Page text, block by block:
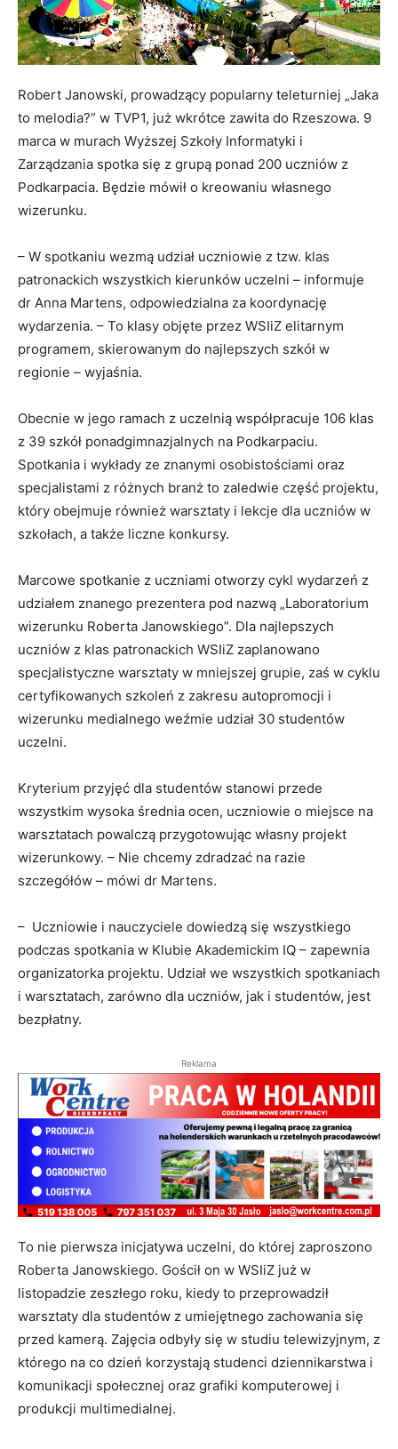
Robert Janowski, prowadzący popularny teleturniej „Jaka
to melodia?” w TVP1, już wkrótce zawita do Rzeszowa. 9
marca w murach Wyższej Szkoły Informatyki i
Zarządzania spotka się z grupą ponad 200 uczniów z
Podkarpacia. Będzie mówił o kreowaniu własnego
wizerunku.
– W spotkaniu wezmą udział uczniowie z tzw. klas
patronackich wszystkich kierunków uczelni – informuje
dr Anna Martens, odpowiedzialna za koordynację
wydarzenia. – To klasy objęte przez WSIiZ elitarnym
programem, skierowanym do najlepszych szkół w
regionie – wyjaśnia.
Obecnie w jego ramach z uczelnią współpracuje 106 klas
z 39 szkół ponadgimnazjalnych na Podkarpaciu.
Spotkania i wykłady ze znanymi osobistościami oraz
specjalistami z różnych branż to zaledwie część projektu,
który obejmuje również warsztaty i lekcje dla uczniów w
szkołach, a także liczne konkursy.
Marcowe spotkanie z uczniami otworzy cykl wydarzeń z
udziałem znanego prezentera pod nazwą „Laboratorium
wizerunku Roberta Janowskiego”. Dla najlepszych
uczniów z klas patronackich WSIiZ zaplanowano
specjalistyczne warsztaty w mniejszej grupie, zaś w cyklu
certyfikowanych szkoleń z zakresu autopromocji i
wizerunku medialnego weźmie udział 30 studentów
uczelni.
Kryterium przyjęć dla studentów stanowi przede
wszystkim wysoka średnia ocen, uczniowie o miejsce na
warsztatach powalczą przygotowując własny projekt
wizerunkowy. – Nie chcemy zdradzać na razie
szczegółów – mówi dr Martens.
– Uczniowie i nauczyciele dowiedzą się wszystkiego
podczas spotkania w Klubie Akademickim IQ – zapewnia
organizatorka projektu. Udział we wszystkich spotkaniach
i warsztatach, zarówno dla uczniów, jak i studentów, jest
bezpłatny.
Reklama
To nie pierwsza inicjatywa uczelni, do której zaproszono
Roberta Janowskiego. Gościł on w WSIiZ już w
listopadzie zeszłego roku, kiedy to przeprowadził
warsztaty dla studentów z umiejętnego zachowania się
przed kamerą. Zajęcia odbyły się w studiu telewizyjnym, z
którego na co dzień korzystają studenci dziennikarstwa i
komunikacji społecznej oraz grafiki komputerowej i
produkcji multimedialnej.